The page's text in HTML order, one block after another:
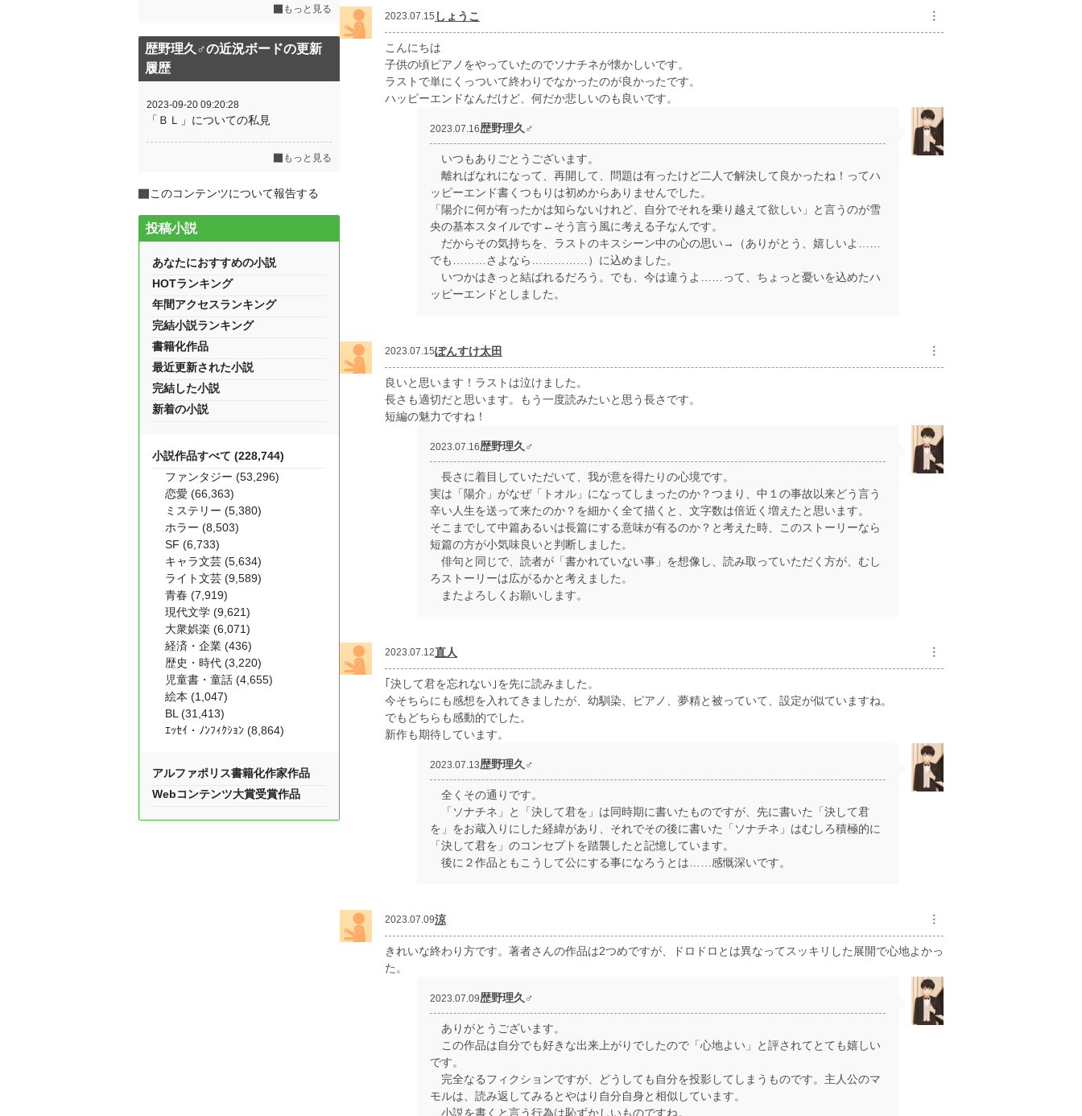
2023.07.15 しょうこ ︙
こんにちは
子供の頃ピアノをやっていたのでソナチネが懐かしいです。
ラストで単にくっついて終わりでなかったのが良かったです。
ハッピーエンドなんだけど、何だか悲しいのも良いです。
2023.07.16歴野理久♂
いつもありごとうございます。
離ればなれになって、再開して、問題は有ったけど二人で解決して良かったね！ってハ
ッピーエンド書くつもりは初めからありませんでした。
「陽介に何が有ったかは知らないけれど、自分でそれを乗り越えて欲しい」と言うのが雪
央の基本スタイルです←そう言う風に考える子なんです。
だからその気持ちを、ラストのキスシーン中の心の思い→（ありがとう、嬉しいよ……
でも………さよなら……………）に込めました。
いつかはきっと結ばれるだろう。でも、今は違うよ……って、ちょっと憂いを込めたハ
ッピーエンドとしました。
2023.07.15ぽんすけ太田 ︙
良いと思います！ラストは泣けました。
長さも適切だと思います。もう一度読みたいと思う長さです。
短編の魅力ですね！
2023.07.16歴野理久♂
長さに着目していただいて、我が意を得たりの心境です。
実は「陽介」がなぜ「トオル」になってしまったのか？つまり、中１の事故以来どう言う
辛い人生を送って来たのか？を細かく全て描くと、文字数は倍近く増えたと思います。
そこまでして中篇あるいは長篇にする意味が有るのか？と考えた時、このストーリーなら
短篇の方が小気味良いと判断しました。
俳句と同じで、読者が「書かれていない事」を想像し、読み取っていただく方が、むし
ろストーリーは広がるかと考えました。
またよろしくお願いします。
2023.07.12直人 ︙
｢決して君を忘れない｣を先に読みました。
今そちらにも感想を入れてきましたが、幼馴染、ピアノ、夢精と被っていて、設定が似ていますね。
でもどちらも感動的でした。
新作も期待しています。
2023.07.13歴野理久♂
全くその通りです。
「ソナチネ」と「決して君を」は同時期に書いたものですが、先に書いた「決して君
を」をお蔵入りにした経緯があり、それでその後に書いた「ソナチネ」はむしろ積極的に
「決して君を」のコンセプトを踏襲したと記憶しています。
後に２作品ともこうして公にする事になろうとは……感慨深いです。
2023.07.09涼 ︙
きれいな終わり方です。著者さんの作品は2つめですが、ドロドロとは異なってスッキリした展開で心地よかっ
た。
2023.07.09歴野理久♂
ありがとうございます。
この作品は自分でも好きな出来上がりでしたので「心地よい」と評されてとても嬉しい
です。
完全なるフィクションですが、どうしても自分を投影してしまうものです。主人公のマ
モルは、読み返してみるとやはり自分自身と相似しています。
小説を書くと言う行為は恥ずかしいものですね。
もっと見る
歴野理久♂の近況ボードの更新
履歴
2023-09-20 09:20:28
「ＢＬ」についての私見
もっと見る
このコンテンツについて報告する
投稿小説
あなたにおすすめの小説
HOTランキング
年間アクセスランキング
完結小説ランキング
書籍化作品
最近更新された小説
完結した小説
新着の小説
小説作品すべて (228,744)
ファンタジー (53,296)
恋愛 (66,363)
ミステリー (5,380)
ホラー (8,503)
SF (6,733)
キャラ文芸 (5,634)
ライト文芸 (9,589)
青春 (7,919)
現代文学 (9,621)
大衆娯楽 (6,071)
経済・企業 (436)
歴史・時代 (3,220)
児童書・童話 (4,655)
絵本 (1,047)
BL (31,413)
ｴｯｾｲ・ﾉﾝﾌｨｸｼｮﾝ (8,864)
アルファポリス書籍化作家作品
Webコンテンツ大賞受賞作品